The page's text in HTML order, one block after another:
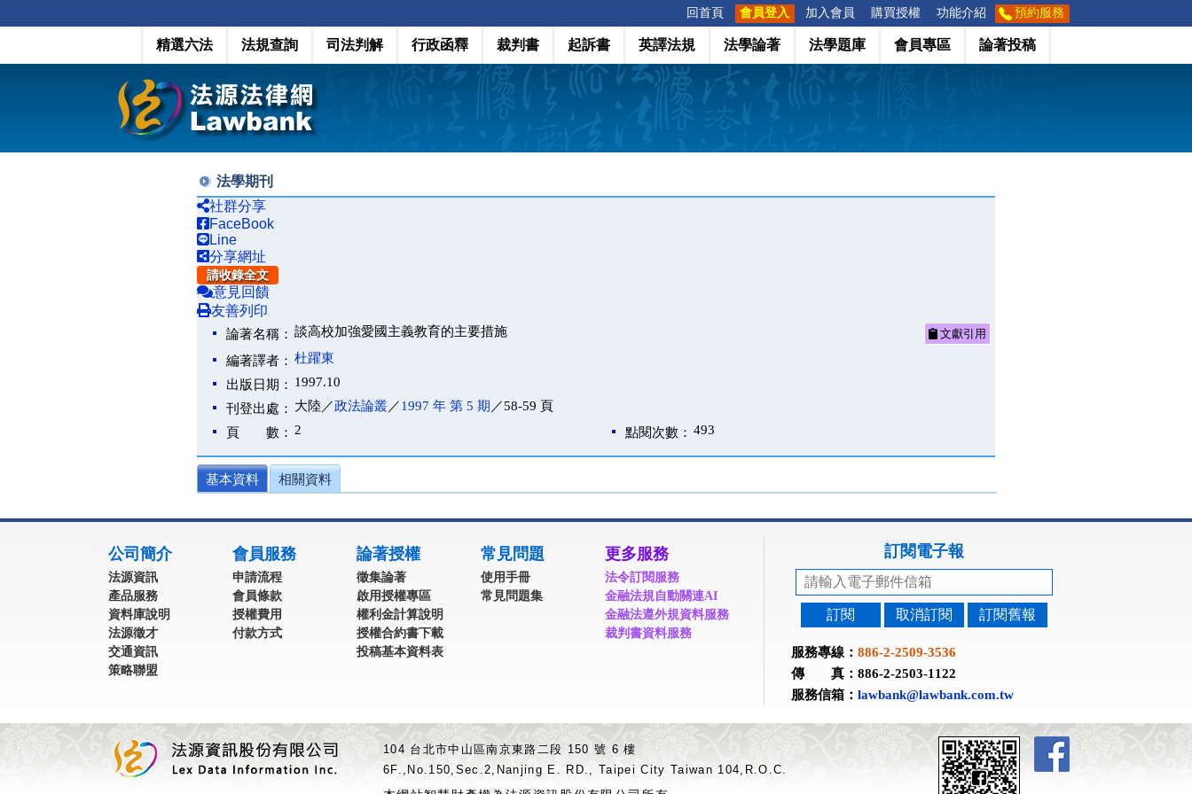
回首頁 會員登入 加入會員 購買授權 功能介紹 預約服務
精選六法 法規查詢 司法判解 行政函釋 裁判書 起訴書 英譯法規 法學論著 法學題庫 會員專區 論著投稿
法學期刊
社群分享
FaceBook
Line
分享網址
請收錄全文
意見回饋
友善列印
論著名稱： 談高校加強愛國主義教育的主要措施 文獻引用
編著譯者： 杜躍東
出版日期： 1997.10
刊登出處： 大陸／政法論叢／1997 年 第 5 期 ／58-59 頁
頁 數： 2 點閱次數： 493
基本資料 相關資料
公司簡介
法源資訊
產品服務
資料庫說明
法源徵才
交通資訊
策略聯盟
會員服務
申請流程
會員條款
授權費用
付款方式
論著授權
徵集論著
啟用授權專區
權利金計算說明
授權合約書下載
投稿基本資料表
常見問題
使用手冊
常見問題集
更多服務
法令訂閱服務
金融法規自動關連AI
金融法遵外規資料服務
裁判書資料服務
訂閱電子報
訂閱 取消訂閱 訂閱舊報
服務專線： 886-2-2509-3536
傳 真：886-2-2503-1122
服務信箱： lawbank@lawbank.com.tw
104 台北市中山區南京東路二段 150 號 6 樓
6F.,No.150,Sec.2,Nanjing E. RD., Taipei City Taiwan 104,R.O.C.